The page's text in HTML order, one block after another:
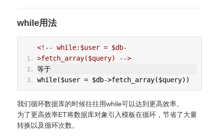
while用法
<!-- while:$user = $db-
>fetch_array($query) -->
等于
while($user = $db->fetch_array($query))
我们循环数据库的时候往往用while可以达到更高效率。
为了更高效率ET将数据库对象引入模板在循环，节省了大量
转换以及循环次数。